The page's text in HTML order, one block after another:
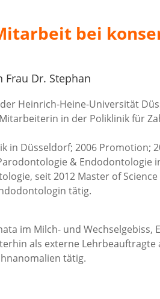
bei
Dr. Stephan
Heinrich-Heine-Universität
in der Poliklinik für
in Düsseldorf; 2006 Promotion;
& Endodontologie
seit 2012 Master of
tätig.
im Milch- und Wechselgebiss,
als externe
tätig.